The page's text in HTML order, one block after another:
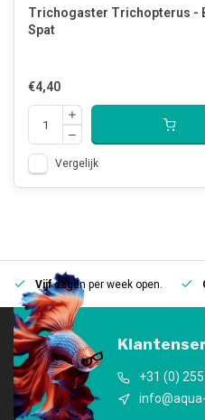
Trichogaster Trichopterus -
Spat
€4,40
Vergelijk
Vijfdagen per week open.
+31 (0)